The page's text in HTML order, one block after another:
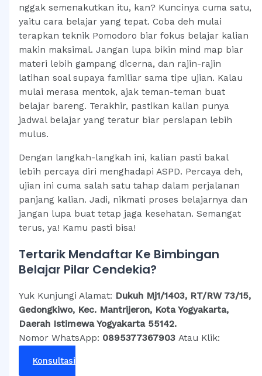
nggak semenakutkan itu, kan? Kuncinya cuma satu,
yaitu cara belajar yang tepat. Coba deh mulai
terapkan teknik Pomodoro biar fokus belajar kalian
makin maksimal. Jangan lupa bikin mind map biar
materi lebih gampang dicerna, dan rajin-rajin
latihan soal supaya familiar sama tipe ujian. Kalau
mulai merasa mentok, ajak teman-teman buat
belajar bareng. Terakhir, pastikan kalian punya
jadwal belajar yang teratur biar persiapan lebih
mulus.
Dengan langkah-langkah ini, kalian pasti bakal
lebih percaya diri menghadapi ASPD. Percaya deh,
ujian ini cuma salah satu tahap dalam perjalanan
panjang kalian. Jadi, nikmati proses belajarnya dan
jangan lupa buat tetap jaga kesehatan. Semangat
terus, ya! Kamu pasti bisa!
Tertarik Mendaftar Ke Bimbingan
Belajar Pilar Cendekia?
Yuk Kunjungi Alamat: Dukuh Mj1/1403, RT/RW 73/15,
Gedongkiwo, Kec. Mantrijeron, Kota Yogyakarta,
Daerah Istimewa Yogyakarta 55142.
Nomor WhatsApp: 0895377367903 Atau Klik:
Konsultasi